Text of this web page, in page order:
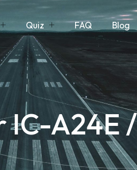
Quiz FAQ Blog
IC-A24E